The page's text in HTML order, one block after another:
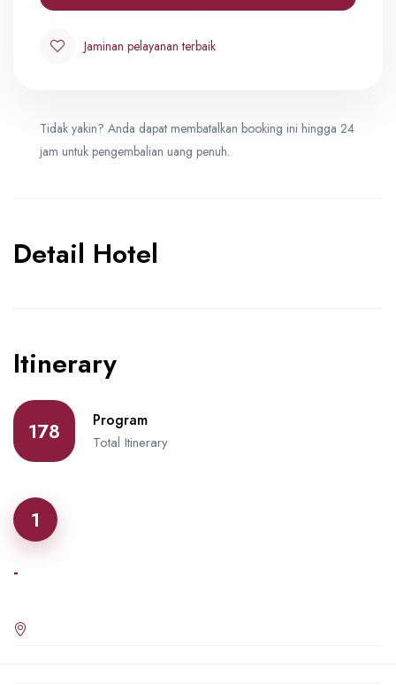
Triple
Double
IDR 38,900,000
Jaminan pelayanan terbaik
Tidak yakin? Anda dapat membatalkan booking ini hingga 24
jam untuk pengembalian uang penuh.
Detail Hotel
Itinerary
178 Program
Total Itinerary
1
-